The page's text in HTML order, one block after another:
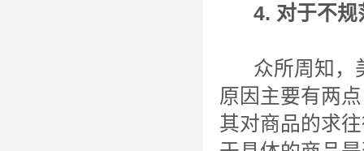
4. 对于不规
众所周知，
原因主要有两
其对商品的求